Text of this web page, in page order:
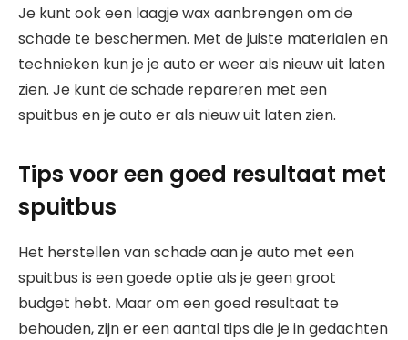
Je kunt ook een laagje wax aanbrengen om de
schade te beschermen. Met de juiste materialen en
technieken kun je je auto er weer als nieuw uit laten
zien. Je kunt de schade repareren met een
spuitbus en je auto er als nieuw uit laten zien.
Tips voor een goed resultaat met
spuitbus
Het herstellen van schade aan je auto met een
spuitbus is een goede optie als je geen groot
budget hebt. Maar om een goed resultaat te
behouden, zijn er een aantal tips die je in gedachten